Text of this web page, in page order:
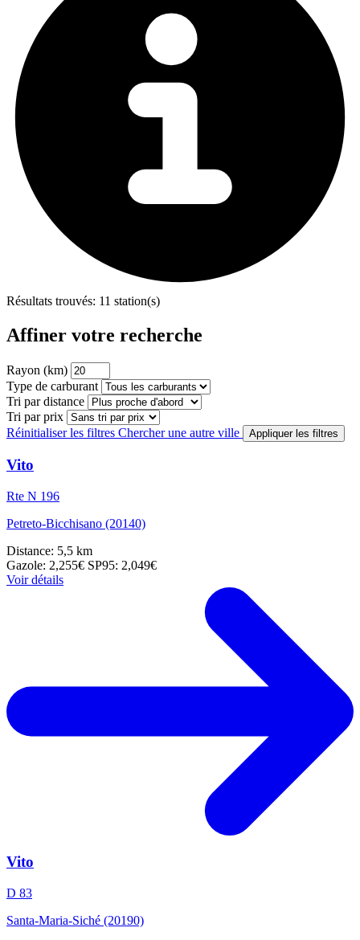
Résultats trouvés: 11 station(s)
Affiner votre recherche
Rayon (km)
Type de carburant
Tri par distance
Tri par prix
Réinitialiser les filtres Chercher une autre ville Appliquer les filtres
Vito
Rte N 196
Petreto-Bicchisano (20140)
Distance: 5,5 km
Gazole: 2,255€ SP95: 2,049€
Voir détails
Vito
D 83
Santa-Maria-Siché (20190)